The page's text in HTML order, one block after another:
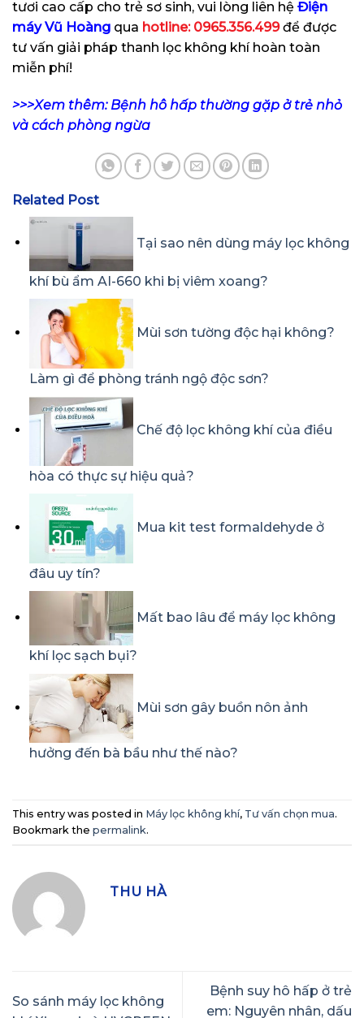
tươi cao cấp cho trẻ sơ sinh, vui lòng liên hệ Điện
máy Vũ Hoàng qua hotline: 0965.356.499 để được
tư vấn giải pháp thanh lọc không khí hoàn toàn
miễn phí!
>>>Xem thêm: Bệnh hô hấp thường gặp ở trẻ nhỏ
và cách phòng ngừa
Related Post
Tại sao nên dùng máy lọc không
khí bù ẩm AI-660 khi bị viêm xoang?
Mùi sơn tường độc hại không?
Làm gì để phòng tránh ngộ độc sơn?
Chế độ lọc không khí của điều
hòa có thực sự hiệu quả?
Mua kit test formaldehyde ở
đâu uy tín?
Mất bao lâu để máy lọc không
khí lọc sạch bụi?
Mùi sơn gây buồn nôn ảnh
hưởng đến bà bầu như thế nào?
This entry was posted in Máy lọc không khí, Tư vấn chọn mua.
Bookmark the permalink.
THU HÀ
So sánh máy lọc không
Bệnh suy hô hấp ở trẻ
em: Nguyên nhân, dấu